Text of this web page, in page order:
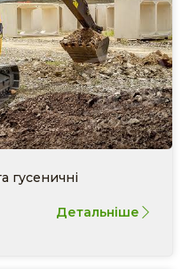
гусеничні
Детальніше